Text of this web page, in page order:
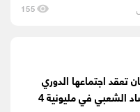
155
تعقد اجتماعها الدوري
وتؤكد أهمية الاحتشاد الشعبي في مليونية 4